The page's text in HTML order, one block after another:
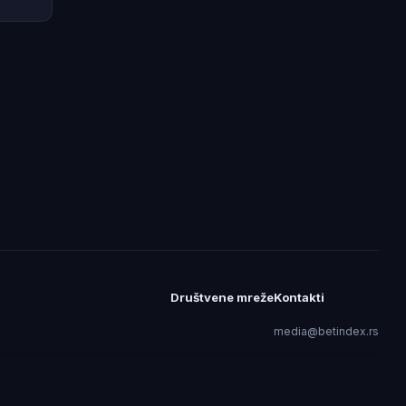
Društvene mrežeKontakti
media@betindex.rs